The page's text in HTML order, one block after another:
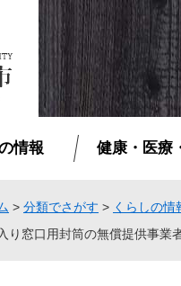
情報 健康・医療
> 分類でさがす > くらしの情
り窓口用封筒の無償提供事業